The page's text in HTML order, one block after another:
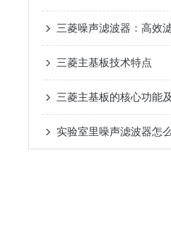
三菱主基板技术特点
三菱主基板的核心功能
实验室里噪声滤波器怎